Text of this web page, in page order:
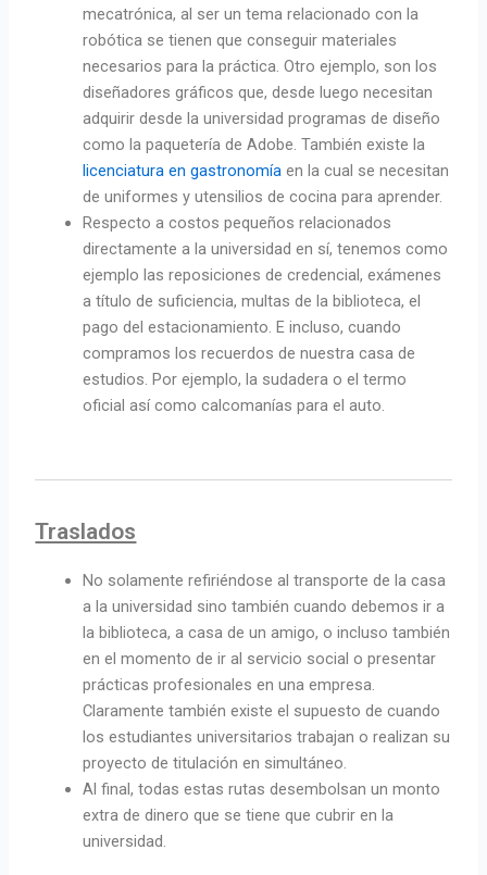
mecatrónica, al ser un tema relacionado con la
robótica se tienen que conseguir materiales
necesarios para la práctica. Otro ejemplo, son los
diseñadores gráficos que, desde luego necesitan
adquirir desde la universidad programas de diseño
como la paquetería de Adobe. También existe la
licenciatura en gastronomía en la cual se necesitan
de uniformes y utensilios de cocina para aprender.
Respecto a costos pequeños relacionados
directamente a la universidad en sí, tenemos como
ejemplo las reposiciones de credencial, exámenes
a título de suficiencia, multas de la biblioteca, el
pago del estacionamiento. E incluso, cuando
compramos los recuerdos de nuestra casa de
estudios. Por ejemplo, la sudadera o el termo
oficial así como calcomanías para el auto.
Traslados
No solamente refiriéndose al transporte de la casa
a la universidad sino también cuando debemos ir a
la biblioteca, a casa de un amigo, o incluso también
en el momento de ir al servicio social o presentar
prácticas profesionales en una empresa.
Claramente también existe el supuesto de cuando
los estudiantes universitarios trabajan o realizan su
proyecto de titulación en simultáneo.
Al final, todas estas rutas desembolsan un monto
extra de dinero que se tiene que cubrir en la
universidad.